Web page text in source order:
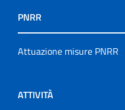
PNRR
Attuazione misure PNRR
ATTIVITÀ